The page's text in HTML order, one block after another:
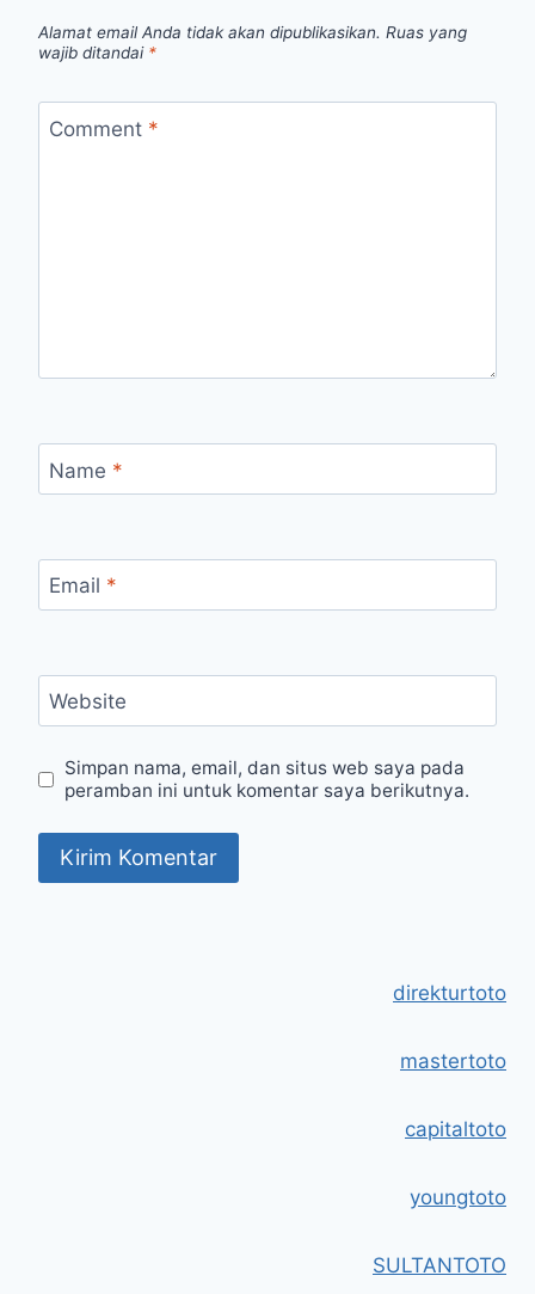
Alamat email Anda tidak akan dipublikasikan. Ruas yang
wajib ditandai *
Comment *
Name *
Email *
Website
Simpan nama, email, dan situs web saya pada
peramban ini untuk komentar saya berikutnya.
direkturtoto
mastertoto
capitaltoto
youngtoto
SULTANTOTO